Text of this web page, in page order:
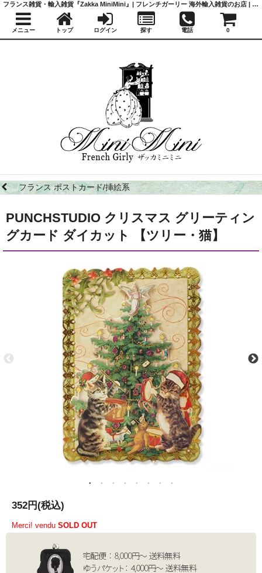
フランス ポストカード/挿絵系
PUNCHSTUDIO クリスマス グリーティン
グカード ダイカット 【ツリー・猫】
352円(税込)
Merci! vendu SOLD OUT
フランス雑貨・輸入雑貨『Zakka MiniMini』| フレンチガーリー 海外輸入雑貨のお店 | かわいい雑貨 | 蚤の市 | アンティーク
メニュー トップ ログイン 探す 電話 0